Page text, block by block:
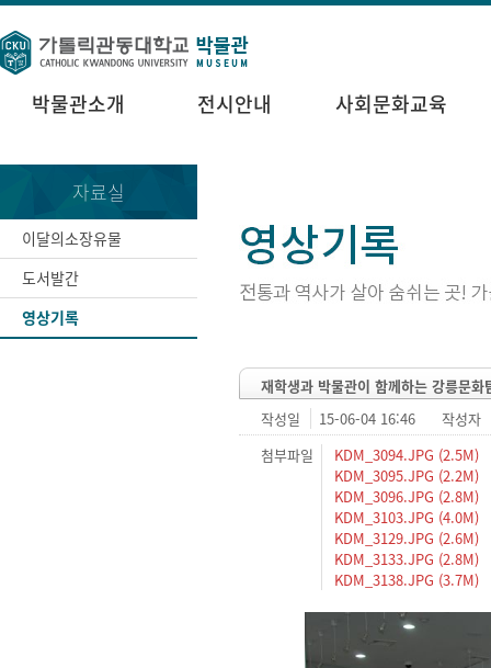
박물관소개 전시안내 사회문화교육
자료실
이달의소장유물
도서발간
영상기록
재학생과 박물관이 함께하는 강릉문
작성일
15-06-04 16:46
작성자
첨부파일
KDM_3094.JPG (2.5M)
KDM_3095.JPG (2.2M)
KDM_3096.JPG (2.8M)
KDM_3103.JPG (4.0M)
KDM_3129.JPG (2.6M)
KDM_3133.JPG (2.8M)
KDM_3138.JPG (3.7M)